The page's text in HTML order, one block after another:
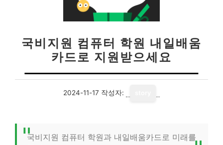
국비지원 컴퓨터 학원 내일배움
카드로 지원받으세요
2024-11-17 작성자:
국비지원 컴퓨터 학원과 내일배움카드로 미래를